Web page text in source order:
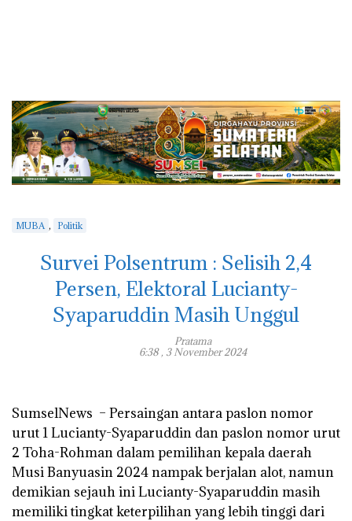
MUBA , Politik
Survei Polsentrum : Selisih 2,4
Persen, Elektoral Lucianty-
Syaparuddin Masih Unggul
Pratama
6:38 , 3 November 2024
SumselNews – Persaingan antara paslon nomor
urut 1 Lucianty-Syaparuddin dan paslon nomor urut
2 Toha-Rohman dalam pemilihan kepala daerah
Musi Banyuasin 2024 nampak berjalan alot, namun
demikian sejauh ini Lucianty-Syaparuddin masih
memiliki tingkat keterpilihan yang lebih tinggi dari